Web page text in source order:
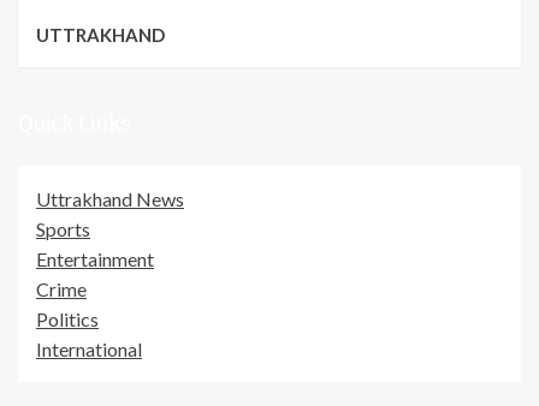
UTTRAKHAND
Uttrakhand News
Sports
Entertainment
Crime
Politics
International